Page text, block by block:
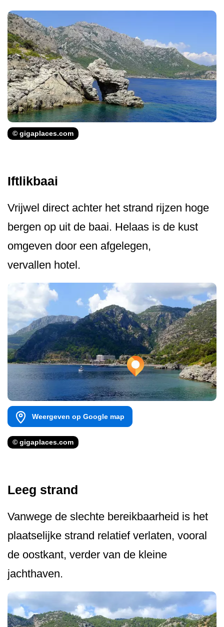
© gigaplaces.com
Iftlikbaai
Vrijwel direct achter het strand rijzen hoge
bergen op uit de baai. Helaas is de kust
omgeven door een afgelegen,
vervallen hotel.
Weergeven op Google map
© gigaplaces.com
Leeg strand
Vanwege de slechte bereikbaarheid is het
plaatselijke strand relatief verlaten, vooral
de oostkant, verder van de kleine
jachthaven.